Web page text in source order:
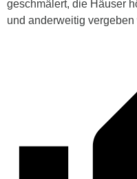
geschmälert, die Häuser
und anderweitig